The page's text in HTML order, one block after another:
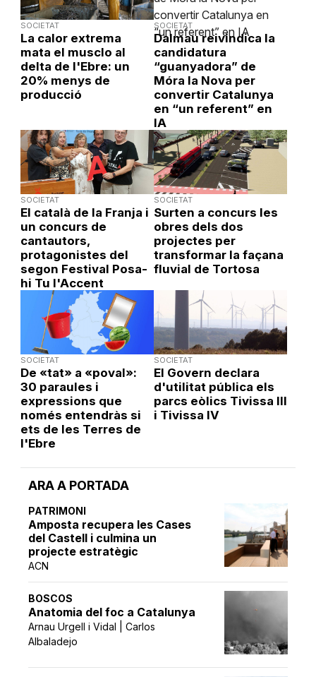
ARA A PORTADA
PATRIMONI
Amposta recupera les Cases
del Castell i culmina un
projecte estratègic
ACN
BOSCOS
Anatomia del foc a Catalunya
Arnau Urgell i Vidal | Carlos
Albaladejo
SOCIETAT
La calor extrema
mata el musclo al
delta de l'Ebre: un
20% menys de
producció
SOCIETAT
Dalmau reivindica la
candidatura
“guanyadora” de
Móra la Nova per
convertir Catalunya
en “un referent” en
IA
SOCIETAT
El català de la Franja i
un concurs de
cantautors,
protagonistes del
segon Festival Posa-
hi Tu l'Accent
SOCIETAT
Surten a concurs les
obres dels dos
projectes per
transformar la façana
fluvial de Tortosa
SOCIETAT
De «tat» a «poval»:
30 paraules i
expressions que
només entendràs si
ets de les Terres de
l'Ebre
SOCIETAT
El Govern declara
d'utilitat pública els
parcs eòlics Tivissa III
i Tivissa IV